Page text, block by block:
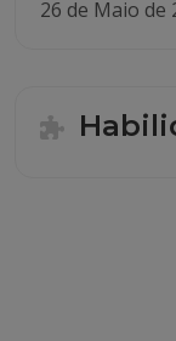
26 de Maio de